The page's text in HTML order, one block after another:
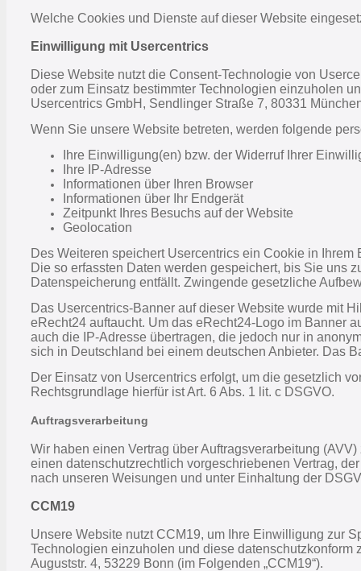
Welche Cookies und Dienste auf dieser Website
Einwilligung mit Usercentrics
Diese Website nutzt die Consent-Technologie von
oder zum Einsatz bestimmter Technologien einzuholen
Usercentrics GmbH, Sendlinger Straße 7, 80331
Wenn Sie unsere Website betreten, werden folgende
Ihre Einwilligung(en) bzw. der Widerruf Ihrer
Ihre IP-Adresse
Informationen über Ihren Browser
Informationen über Ihr Endgerät
Zeitpunkt Ihres Besuchs auf der Website
Geolocation
Des Weiteren speichert Usercentrics ein Cookie in
Die so erfassten Daten werden gespeichert, bis Sie uns
Datenspeicherung entfällt. Zwingende gesetzliche
Das Usercentrics-Banner auf dieser Website wurde mit
eRecht24 auftaucht. Um das eRecht24-Logo im Banner
auch die IP-Adresse übertragen, die jedoch nur in
sich in Deutschland bei einem deutschen Anbieter. Das
Der Einsatz von Usercentrics erfolgt, um die gesetzlich
Rechtsgrundlage hierfür ist Art. 6 Abs. 1 lit. c DSGVO.
Auftragsverarbeitung
Wir haben einen Vertrag über Auftragsverarbeitung
einen datenschutzrechtlich vorgeschriebenen Vertrag,
nach unseren Weisungen und unter Einhaltung der
CCM19
Unsere Website nutzt CCM19, um Ihre Einwilligung zur
Technologien einzuholen und diese
Auguststr. 4, 53229 Bonn (im Folgenden „CCM19“).